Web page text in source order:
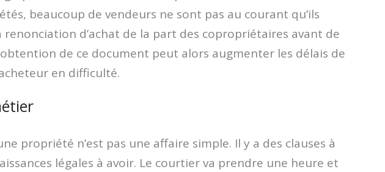
beaucoup de vendeurs ne sont pas au courant qu’ils
d’achat de la part des copropriétaires avant de
de ce document peut alors augmenter les délais de
en difficulté.
propriété n’est pas une affaire simple. Il y a des clauses à
légales à avoir. Le courtier va prendre une heure et